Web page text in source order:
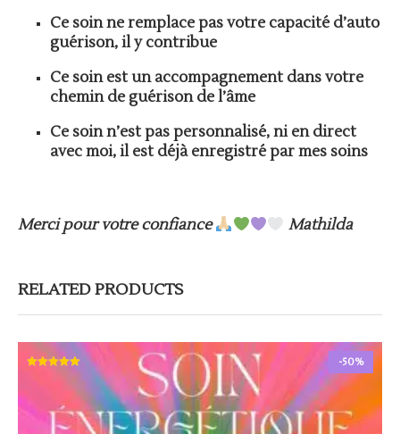
Ce soin ne remplace pas votre capacité d’auto
guérison, il y contribue
Ce soin est un accompagnement dans votre
chemin de guérison de l’âme
Ce soin n’est pas personnalisé, ni en direct
avec moi, il est déjà enregistré par mes soins
Merci pour votre confiance Mathilda
RELATED PRODUCTS
-50%